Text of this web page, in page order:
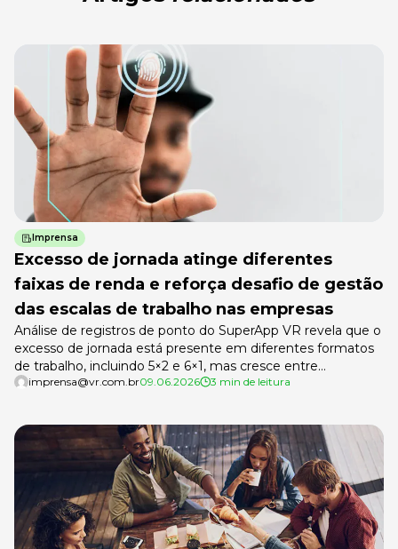
Imprensa
Excesso de jornada atinge diferentes
faixas de renda e reforça desafio de gestão
das escalas de trabalho nas empresas
Análise de registros de ponto do SuperApp VR revela que o
excesso de jornada está presente em diferentes formatos
de trabalho, incluindo 5×2 e 6×1, mas cresce entre
trabalhadores de renda mais baixa Levantamento da VR,
[…]
imprensa@vr.com.br09.06.2026 3 min de leitura